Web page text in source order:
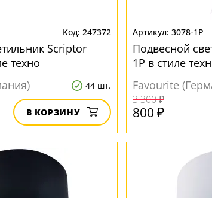
247372
Scriptor
техно
44 шт.
В КОРЗИНУ
3078-1P
Подвесной
1P в стиле
Favourite
3 300 ₽
800 ₽